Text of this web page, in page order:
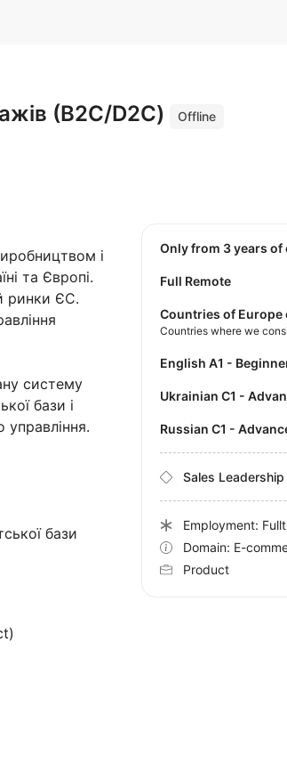
(В2C/D2C)
Offline
і
та Європі.
ринки ЄС.
систему
бази і
бази
Only from 3 years
Full Remote
Countries of Europe
Countries where we
English A1 -
Ukrainian C1 -
Russian C1 -
Sales Leadership
Employment:
Domain: E-
Product